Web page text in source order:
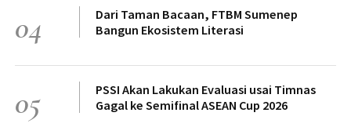
04
Dari Taman Bacaan, FTBM Sumenep
Bangun Ekosistem Literasi
05
PSSI Akan Lakukan Evaluasi usai Timnas
Gagal ke Semifinal ASEAN Cup 2026